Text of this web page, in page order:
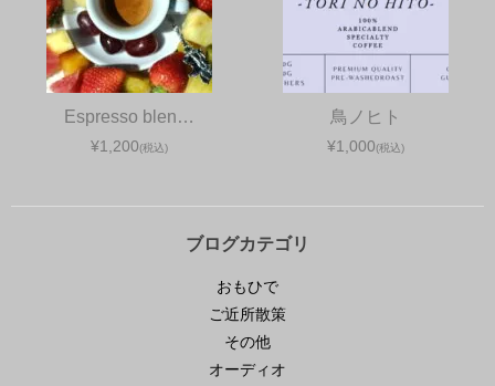
Espresso blen…
¥1,200(税込)
鳥ノヒト
¥1,000(税込)
ブログカテゴリ
おもひで
ご近所散策
その他
オーディオ